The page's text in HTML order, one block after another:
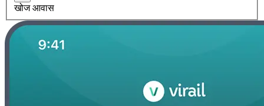
खोज आवास